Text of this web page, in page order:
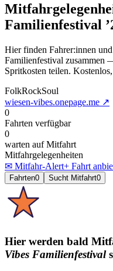
Familienfestival ’
Hier finden Fahrer:innen
Familienfestival zusammen
Spritkosten teilen.
FolkRockSoul
wiesen-vibes.onepage.me ↗
0
Fahrten verfügbar
0
warten auf Mitfahrt
Mitfahrgelegenheiten
✉ Mitfahr-Alert+ Fahrt
Fahrten0 Sucht Mitfahrt0
Hier werden bald
Vibes Familienfestival